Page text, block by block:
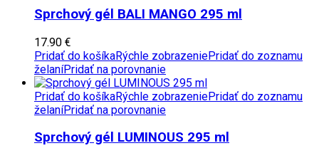
Sprchový gél BALI MANGO 295 ml
17.90 €
Pridať do košíkaRýchle zobrazeniePridať do zoznamu
želaníPridať na porovnanie
Pridať do košíkaRýchle zobrazeniePridať do zoznamu
želaníPridať na porovnanie
Sprchový gél LUMINOUS 295 ml